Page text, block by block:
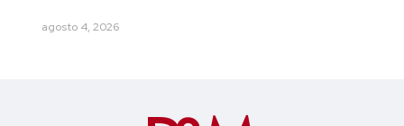
agosto 4, 2026